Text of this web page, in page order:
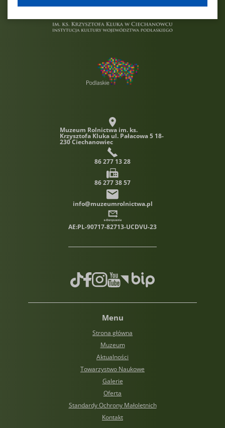
Muzeum Rolnictwa im. ks.
Krzysztofa Kluka ul. Pałacowa 5 18-
230 Ciechanowiec
86 277 13 28
86 277 38 57
info@muzeumrolnictwa.pl
AE:PL-90717-82713-UCDVU-23
TikTokFacebook
Instagram
Youtube
Biuletyn informacji
Menu
Strona główna
Muzeum
Aktualności
Towarzystwo Naukowe
Galerie
Oferta
Standardy Ochrony Małoletnich
Kontakt
cookies.